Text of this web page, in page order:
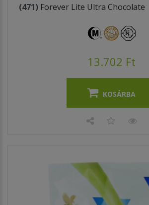
(471) Forever Lite Ultra Chocolate
13.702 Ft
KOSÁRBA